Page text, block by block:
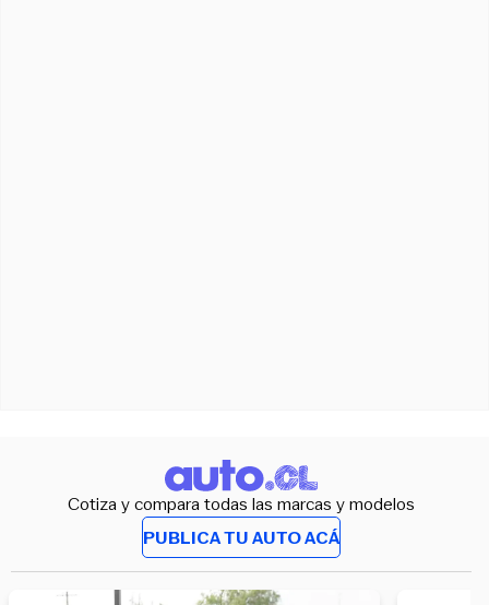
Cotiza y compara todas las marcas y modelos
PUBLICA TU AUTO ACÁ